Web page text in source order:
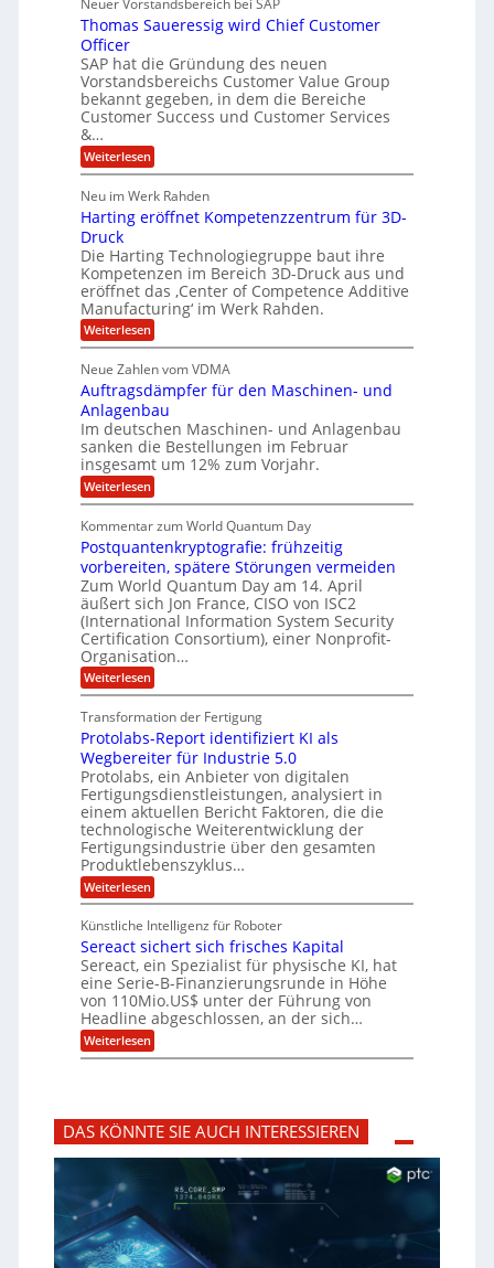
u
i
a
H
u
b
e
ä
l
t
6
5
M
i
l
l
i
o
n
e
n
U
S
-
D
o
l
l
a
r
T
O
V
P
S
l
e
s
E
g
i
n
e
e
r
i
n
g
f
ü
r
M
E
A
u
n
d
L
a
t
e
i
n
a
m
e
r
i
k
y
s
e
m
S
t
e
l
a
r
i
n
V
r
s
i
o
n
3
.
2
l
f
r
O
n
e
G
o
u
p
ü
b
e
n
i
m
m
t
A
p
s
o
l
u
t
Neuer Vorstandsbereich bei SAP
Thomas Saueressig wird Chief Customer
Officer
SAP hat die Gründung des neuen
Vorstandsbereichs Customer Value Group
bekannt gegeben, in dem die Bereiche
Customer Success und Customer Services
&…
Weiterlesen:
T
o
m
S
a
u
e
r
e
s
i
w
i
r
d
C
h
i
e
f
C
u
s
t
o
m
e
r
O
ff
i
c
e
r
Neu im Werk Rahden
Harting eröffnet Kompetenzzentrum für 3D-
Druck
Die Harting Technologiegruppe baut ihre
Kompetenzen im Bereich 3D-Druck aus und
eröffnet das ‚Center of Competence Additive
Manufacturing‘ im Werk Rahden.
Weiterlesen:
H
r
t
i
n
g
e
r
ö
f
n
e
t
K
o
m
p
e
t
e
n
z
z
n
t
r
u
m
f
ü
r
3
D
-
r
u
c
k
Neue Zahlen vom VDMA
Auftragsdämpfer für den Maschinen- und
Anlagenbau
Im deutschen Maschinen- und Anlagenbau
sanken die Bestellungen im Februar
insgesamt um 12% zum Vorjahr.
Weiterlesen:
A
f
t
r
a
g
s
d
ä
m
p
f
e
r
ü
r
d
e
n
M
a
s
c
h
i
n
e
n
-
u
n
d
A
n
l
n
a
Kommentar zum World Quantum Day
Postquantenkryptografie: frühzeitig
vorbereiten, spätere Störungen vermeiden
Zum World Quantum Day am 14. April
äußert sich Jon France, CISO von ISC2
(International Information System Security
Certification Consortium), einer Nonprofit-
Organisation…
Weiterlesen:
P
s
t
q
u
a
n
t
e
n
k
r
y
p
t
o
g
r
a
f
i
e
:
f
z
e
i
o
r
b
Transformation der Fertigung
Protolabs-Report identifiziert KI als
Wegbereiter für Industrie 5.0
Protolabs, ein Anbieter von digitalen
Fertigungsdienstleistungen, analysiert in
einem aktuellen Bericht Faktoren, die die
technologische Weiterentwicklung der
Fertigungsindustrie über den gesamten
Produktlebenszyklus…
Weiterlesen:
P
o
t
o
l
a
b
s
-
R
r
t
i
d
i
f
i
Künstliche Intelligenz für Roboter
Sereact sichert sich frisches Kapital
Sereact, ein Spezialist für physische KI, hat
eine Serie-B-Finanzierungsrunde in Höhe
von 110Mio.US$ unter der Führung von
Headline abgeschlossen, an der sich…
Weiterlesen:
S
a
c
t
s
e
r
t
DAS KÖNNTE SIE AUCH INTERESSIEREN